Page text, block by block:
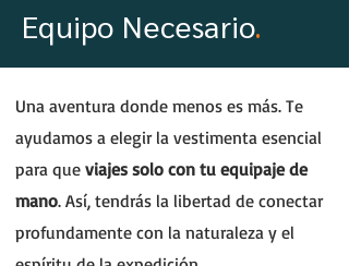
Equipo Necesario.
Una aventura donde menos es más. Te
ayudamos a elegir la vestimenta esencial
para que viajes solo con tu equipaje de
mano. Así, tendrás la libertad de conectar
profundamente con la naturaleza y el